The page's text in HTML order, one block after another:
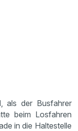
als der Busfahrer
beim Losfahren
in die Haltestelle